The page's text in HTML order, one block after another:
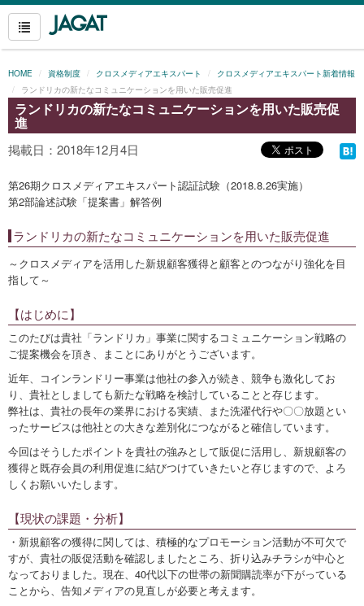
HOME 資格制度 クロスメディアエキスパート
クロスメディアエキスパート新着情報
ランドリカの新たなコミュニケーションを用いた販売促進
ランドリカの新たなコミュニケーションを用いた販売促
進
掲載日：2018年12月4日
第26期クロスメディアエキスパート認証試験（2018.8.26実施）
第2部論述試験「提案書」解答例
ランドリカの新たなコミュニケーションを用いた販売促進
～クロスメディアを活用した新規顧客獲得と顧客とのつながり強化を目
指して～
【はじめに】
このたびは貴社「ランドリカ」事業に関するコミュニケーション戦略の
ご提案機会を頂き、まことにありがとうございます。
近年、コインランドリー事業は他社の参入が続き、競争も激化してお
り、貴社としましても新たな戦略を検討していることと存じます。
弊社は、貴社の長年の業界における実績、また洗濯代行や〇〇放題とい
ったサービスは他社との大きな差別化につながると確信しています。
今回はそうしたポイントを貴社の強みとして販促に活用し、新規顧客の
獲得と既存会員の利用促進に結びつけていきたいと存じますので、よろ
しくお願いいたします。
【現状の課題・分析】
・新規顧客の獲得に関しては、積極的なプロモーション活動が不可欠で
すが、貴社の販促活動を確認しましたところ、折り込みチラシが中心と
なっておりました。現在、40代以下の世帯の新聞購読率が下がっている
ことから、告知メディアの見直しが必要と考えます。